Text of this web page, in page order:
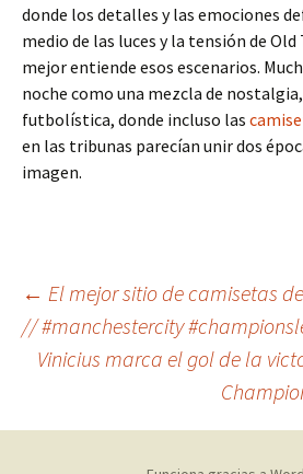
donde los detalles y las emociones
medio de las luces y la tensión de
mejor entiende esos escenarios.
noche como una mezcla de
futbolística, donde incluso las
en las tribunas parecían unir dos
imagen.
Navegación
de
entradas
← El mejor sitio de camisetas
// #manchestercity
Vinicius marca el gol de la